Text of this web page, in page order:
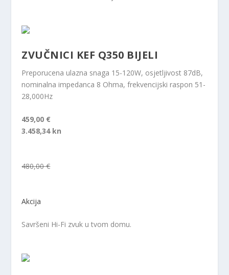
ZVUČNICI KEF Q350 BIJELI
Preporucena ulazna snaga 15-120W, osjetljivost 87dB,
nominalna impedanca 8 Ohma, frekvencijski raspon 51-
28,000Hz
459,00 €
3.458,34 kn
480,00 €
Akcija
Savršeni Hi-Fi zvuk u tvom domu.